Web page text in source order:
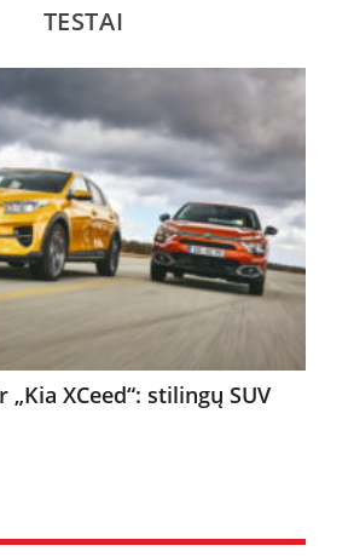
TESTAI
„Kia XCeed“: stilingų SUV